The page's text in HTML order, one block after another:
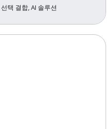
택 결합, AI 솔루션